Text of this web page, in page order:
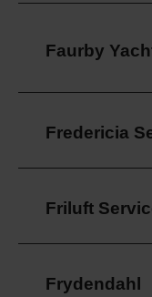
Faurby
Fredericia
Friluft
Frydendahl